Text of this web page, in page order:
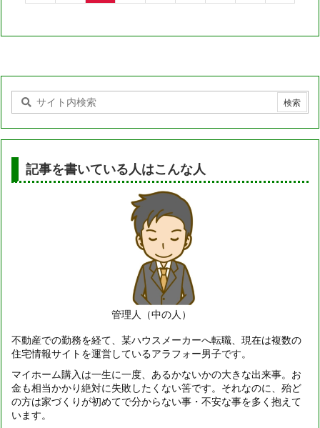
記事を書いている人はこんな人
管理人（中の人）
不動産での勤務を経て、某ハウスメーカーへ転職、現在は複数の
住宅情報サイトを運営しているアラフォー男子です。
マイホーム購入は一生に一度、あるかないかの大きな出来事。お
金も相当かかり絶対に失敗したくない筈です。それなのに、殆ど
の方は家づくりが初めてで分からない事・不安な事を多く抱えて
います。